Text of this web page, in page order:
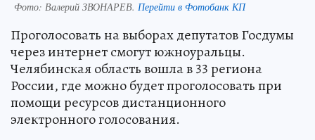
Фото: Валерий ЗВОНАРЕВ. Перейти в Фотобанк КП
Проголосовать на выборах депутатов Госдумы
через интернет смогут южноуральцы.
Челябинская область вошла в 33 региона
России, где можно будет проголосовать при
помощи ресурсов дистанционного
электронного голосования.